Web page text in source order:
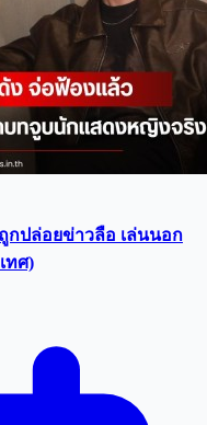
กปล่อยข่าวลือ เล่นนอก
ทศ)